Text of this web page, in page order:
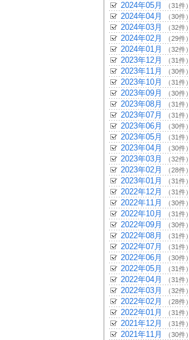
2024年05月 （31件）
2024年04月 （30件）
2024年03月 （32件）
2024年02月 （29件）
2024年01月 （32件）
2023年12月 （31件）
2023年11月 （30件）
2023年10月 （31件）
2023年09月 （30件）
2023年08月 （31件）
2023年07月 （31件）
2023年06月 （30件）
2023年05月 （31件）
2023年04月 （30件）
2023年03月 （32件）
2023年02月 （28件）
2023年01月 （31件）
2022年12月 （31件）
2022年11月 （30件）
2022年10月 （31件）
2022年09月 （30件）
2022年08月 （31件）
2022年07月 （31件）
2022年06月 （30件）
2022年05月 （31件）
2022年04月 （31件）
2022年03月 （32件）
2022年02月 （28件）
2022年01月 （31件）
2021年12月 （31件）
2021年11月 （30件）